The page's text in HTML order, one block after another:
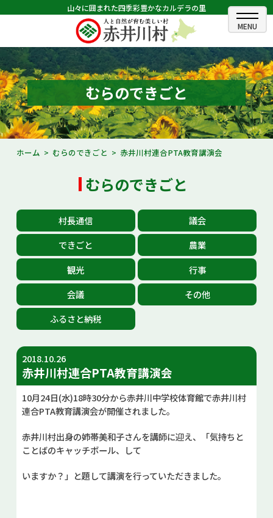
山々に囲まれた四季彩豊かなカルデラの里
ホーム
むらのできごと
むらのプロフィール
くらしの情報
観光・イベント情報
あかいがわ広報
お問い合せ
Select Language
むらのできごと
ホーム むらのできごと 赤井川村連合PTA教育講演会
むらのできごと
村長通信
議会
できごと
農業
観光
行事
会議
その他
ふるさと納税
2018.10.26
赤井川村連合PTA教育講演会
10月24日(水)18時30分から赤井川中学校体育館で赤井川村
連合PTA教育講演会が開催されました。
赤井川村出身の姉帯美和子さんを講師に迎え、「気持ちと
ことばのキャッチボール、して
いますか？」と題して講演を行っていただきました。